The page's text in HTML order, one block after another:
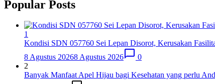
Popular Posts
1
Kondisi SDN 057760 Sei Lepan Disorot, Kerusakan
8 Agustus 20268 Agustus 2026
0
2
Banyak Manfaat Apel Hijau bagi Kesehatan yang perlu